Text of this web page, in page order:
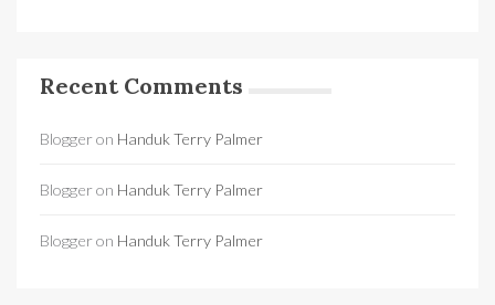
Recent Comments
Bloggeron Handuk Terry Palmer
Bloggeron Handuk Terry Palmer
Bloggeron Handuk Terry Palmer